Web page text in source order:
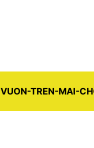
VUON-TREN-MAI-